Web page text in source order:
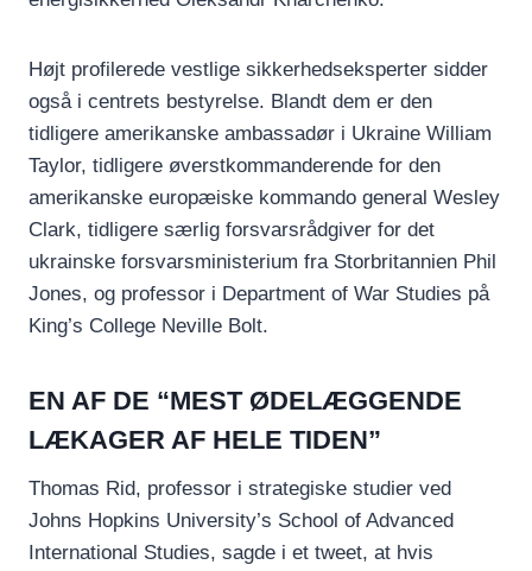
Højt profilerede vestlige sikkerhedseksperter sidder
også i centrets bestyrelse. Blandt dem er den
tidligere amerikanske ambassadør i Ukraine William
Taylor, tidligere øverstkommanderende for den
amerikanske europæiske kommando general Wesley
Clark, tidligere særlig forsvarsrådgiver for det
ukrainske forsvarsministerium fra Storbritannien Phil
Jones, og professor i Department of War Studies på
King’s College Neville Bolt.
EN AF DE “MEST ØDELÆGGENDE
LÆKAGER AF HELE TIDEN”
Thomas Rid, professor i strategiske studier ved
Johns Hopkins University’s School of Advanced
International Studies, sagde i et tweet, at hvis